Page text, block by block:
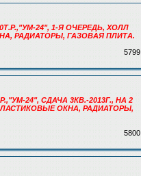
24", 1-Я ОЧЕРЕДЬ, ХОЛЛ
РАДИАТОРЫ, ГАЗОВАЯ ПЛИТА.
5799
24", СДАЧА 3КВ.-2013Г., НА 2
ОКНА, РАДИАТОРЫ,
5800